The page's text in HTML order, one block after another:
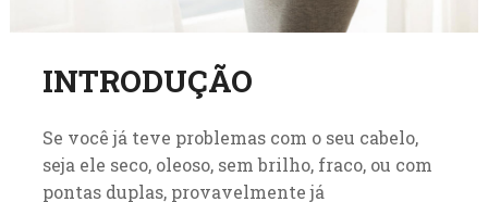
INTRODUÇÃO
Se você já teve problemas com o seu cabelo,
seja ele seco, oleoso, sem brilho, fraco, ou com
pontas duplas, provavelmente já